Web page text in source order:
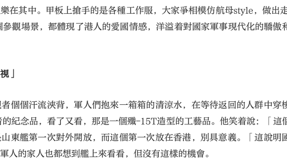
在其中。甲板上搶手的是各種工作服，大家爭相模仿航母style，做出
觀場景，都體現了港人的愛國情感，洋溢着對國家軍事現代化的驕傲
」
個個汗流浹背，軍人們抱來一箱箱的清涼水，在等待返回的人群中穿
紀念品，看了又看，那是一個殲-15T造型的工藝品。他笑着說：「這
東艦第一次對外開放，而這個第一次放在香港，別具意義。「這說明
人的家人也都想到艦上來看看，但沒有這樣的機會。